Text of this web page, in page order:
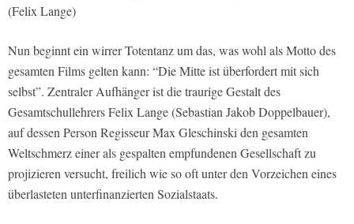
(Felix Lange)
Nun beginnt ein wirrer Totentanz um das, was wohl als Motto des
gesamten Films gelten kann: “Die Mitte ist überfordert mit sich
selbst”. Zentraler Aufhänger ist die traurige Gestalt des
Gesamtschullehrers Felix Lange (Sebastian Jakob Doppelbauer),
auf dessen Person Regisseur Max Gleschinski den gesamten
Weltschmerz einer als gespalten empfundenen Gesellschaft zu
projizieren versucht, freilich wie so oft unter den Vorzeichen eines
überlasteten unterfinanzierten Sozialstaats.